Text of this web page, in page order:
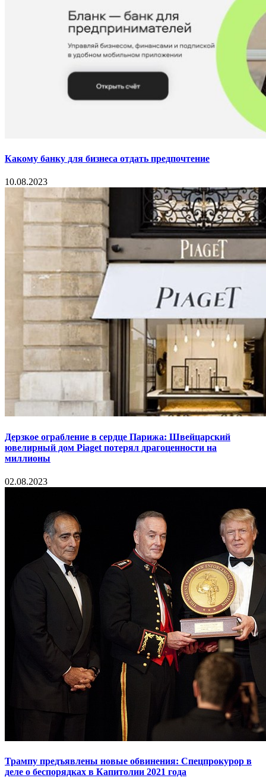
Какому банку для бизнеса отдать предпочтение
10.08.2023
Дерзкое ограбление в сердце Парижа: Швейцарский
ювелирный дом Piaget потерял драгоценности на
миллионы
02.08.2023
Трампу предъявлены новые обвинения: Спецпрокурор в
деле о беспорядках в Капитолии 2021 года